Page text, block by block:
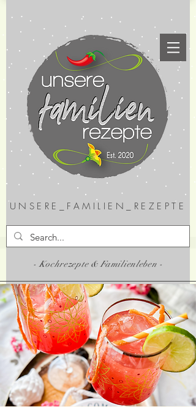
UNSERE_FAMILIEN_REZEPTE
- Kochrezepte & Familienleben -